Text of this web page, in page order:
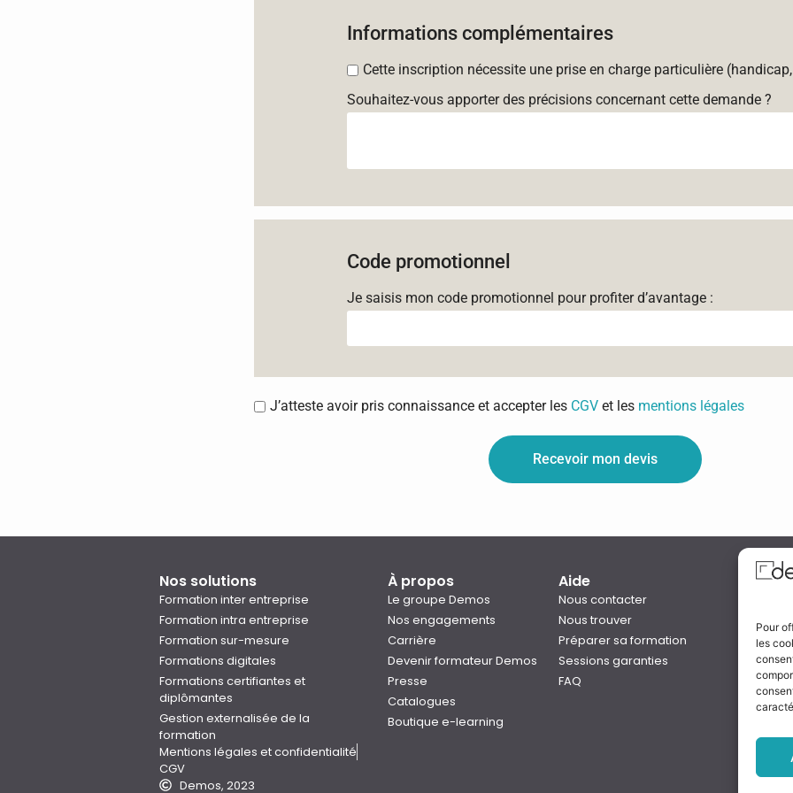
Pour
les
Informations complémentaires
Cette inscription nécessite une prise en charge particulière
Souhaitez-vous apporter des précisions concernant cette demande ?
Code promotionnel
Je saisis mon code promotionnel pour profiter d’avantage :
J’atteste avoir pris connaissance et accepter les CGV et les mentions légales
Recevoir mon devis
Nos solutions
Formation inter entreprise
Formation intra entreprise
Formation sur-mesure
Formations digitales
Formations certifiantes et
diplômantes
Gestion externalisée de la
formation
Mentions légales et confidentialité
CGV
Demos, 2023
À propos
Le groupe Demos
Nos engagements
Carrière
Devenir formateur Demos
Presse
Catalogues
Boutique e-learning
Aide
Nous contacter
Nous trouver
Préparer sa formation
Sessions garanties
FAQ